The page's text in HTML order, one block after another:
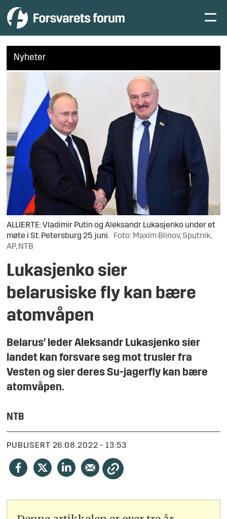
Nyheter
ALLIERTE: Vladimir Putin og Aleksandr Lukasjenko under et
møte i St. Petersburg 25. juni.
Foto: Maxim Blinov, Sputnik,
AP, NTB
Lukasjenko sier
belarusiske fly kan bære
atomvåpen
Belarus' leder Aleksandr Lukasjenko sier
landet kan forsvare seg mot trusler fra
Vesten og sier deres Su-jagerfly kan bære
atomvåpen.
NTB
PUBLISERT 26.08.2022 - 13:53